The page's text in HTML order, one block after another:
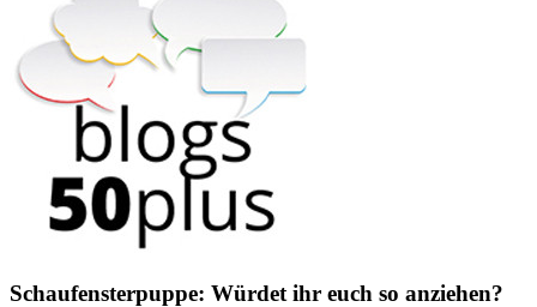
Schaufensterpuppe: Würdet ihr euch so anziehen?